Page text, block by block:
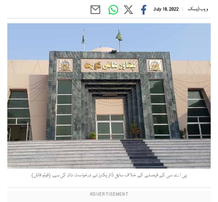
ویب ڈیسک July 18, 2022
پی اے سی کے فیصلے کے خلاف سابق ڈائریکٹرز نے درخواست دائر کی ہے۔ (فوٹو فائل)